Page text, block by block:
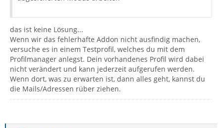
das ist keine Lösung...
Wenn wir das fehlerhafte Addon nicht ausfindig machen,
versuche es in einem Testprofil, welches du mit dem
Profilmanager anlegst. Dein vorhandenes Profil wird dabei
nicht verändert und kann jederzeit aufgerufen werden.
Wenn dort, was zu erwarten ist, dann alles geht, kannst du
die Mails/Adressen rüber ziehen.